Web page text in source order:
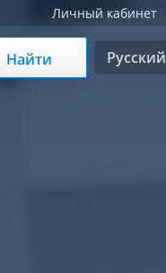
Личный кабинет
Найти Русский